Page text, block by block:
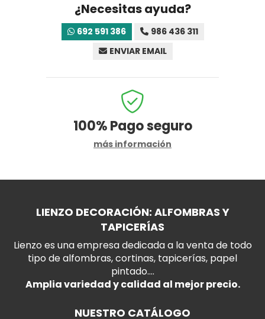
¿Necesitas ayuda?
692 591 386
986 436 311
ENVIAR EMAIL
100%Pago seguro
más información
LIENZO DECORACIÓN: ALFOMBRAS Y
TAPICERÍAS
Lienzo es una empresa dedicada a la venta de todo
tipo de alfombras, cortinas, tapicerías, papel
pintado....
Amplia variedad y calidad al mejor precio.
NUESTRO CATÁLOGO